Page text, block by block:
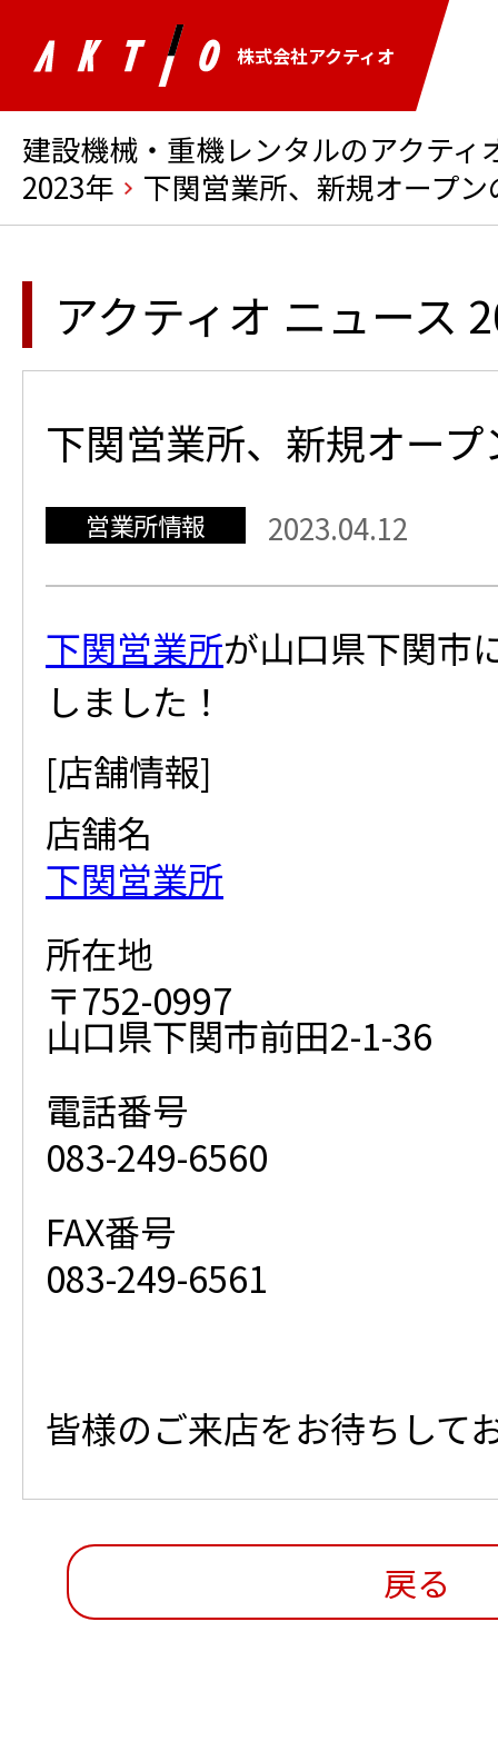
株式会社アクティオ
建設機械・重機レンタルのアクティ
2023年
下関営業所、新規オープ
アクティオ ニュース
下関営業所、新規オー
営業所情報 2023.04.12
下関営業所が山口県下関市
しました！
[店舗情報]
店舗名
下関営業所
所在地
〒752-0997
山口県下関市前田2-1-36
電話番号
083-249-6560
FAX番号
083-249-6561
皆様のご来店をお待ちして
戻る